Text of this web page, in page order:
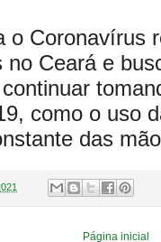
o Coronavírus
no Ceará e
como o uso
das
Página inicial